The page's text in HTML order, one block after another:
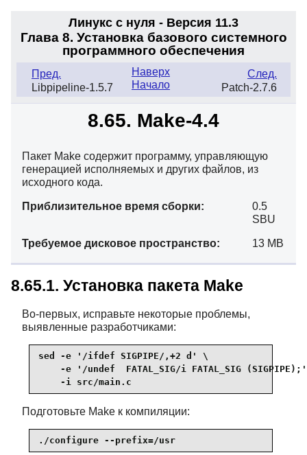
Линукс с нуля - Версия 11.3
Глава 8. Установка базового системного
программного обеспечения
Пред.
Libpipeline-1.5.7
След.
Patch-2.7.6
Наверх
Начало
8.65. Make-4.4
Пакет Make содержит программу, управляющую
генерацией исполняемых и других файлов, из
исходного кода.
Приблизительное время сборки:
0.5
SBU
Требуемое дисковое пространство: 13 MB
8.65.1. Установка пакета Make
Во-первых, исправьте некоторые проблемы,
выявленные разработчиками:
sed -e '/ifdef SIGPIPE/,+2 d' \
-e '/undef  FATAL_SIG/i FATAL_SIG
    -i src/main.c
Подготовьте Make к компиляции:
./configure --prefix=/usr